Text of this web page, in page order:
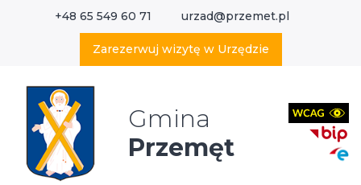
+48 65 549 60 71 urzad@przemet.pl
Zarezerwuj wizytę w Urzędzie
Gmina
Przemęt
Wyszukaj w serwisie